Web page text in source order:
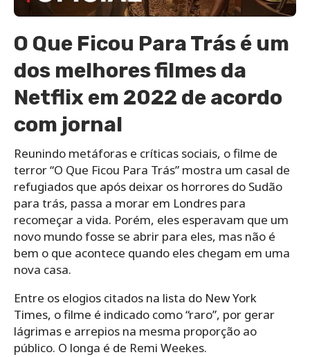
O Que Ficou Para Trás é um
dos melhores filmes da
Netflix em 2022 de acordo
com jornal
Reunindo metáforas e críticas sociais, o filme de
terror “O Que Ficou Para Trás” mostra um casal de
refugiados que após deixar os horrores do Sudão
para trás, passa a morar em Londres para
recomeçar a vida. Porém, eles esperavam que um
novo mundo fosse se abrir para eles, mas não é
bem o que acontece quando eles chegam em uma
nova casa.
Entre os elogios citados na lista do New York
Times, o filme é indicado como “raro”, por gerar
lágrimas e arrepios na mesma proporção ao
público. O longa é de Remi Weekes.